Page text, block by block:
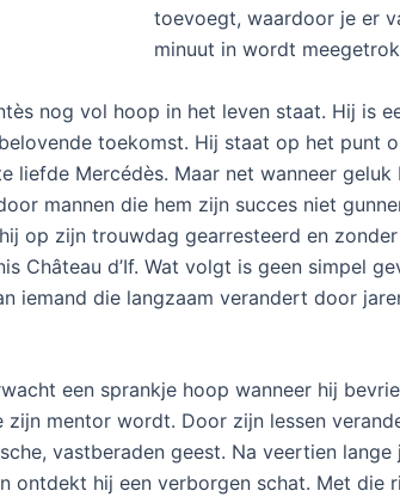
toevoegt, waardoor je er
minuut in wordt
nog vol hoop in het leven staat. Hij is
toekomst. Hij staat op het punt
liefde Mercédès. Maar net wanneer geluk
mannen die hem zijn succes niet
op zijn trouwdag gearresteerd en
Château d’If. Wat volgt is geen simpel
iemand die langzaam verandert door
een sprankje hoop wanneer hij
zijn mentor wordt. Door zijn lessen
vastberaden geest. Na veertien
ontdekt hij een verborgen schat. Met die